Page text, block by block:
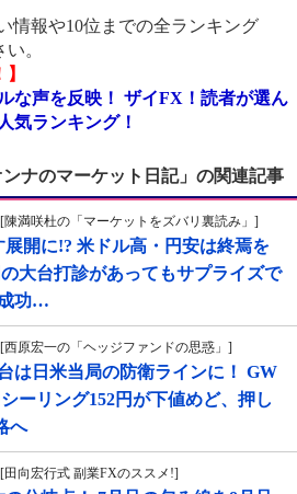
情報や10位までの全ランキング
。
な声を反映！ ザイFX！読者が選ん
気ランキング！
ナのマーケット日記」の関連記事
満咲杜の「マーケットをズバリ裏読み」]
開に!? 米ドル高・円安は終焉を
大台打診があってもサプライズで
功…
原宏一の「ヘッジファンドの思惑」]
は日米当局の防衛ラインに！ GW
ーリング152円が下値めど、押し
へ
向宏行式 副業FXのススメ!]